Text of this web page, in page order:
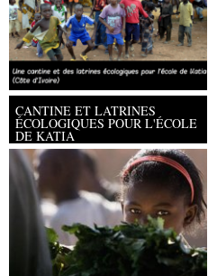
CANTINE ET LATRINES
ÉCOLOGIQUES POUR L'ÉCOLE
DE KATIA
Université Paris Ouest Nanterre la